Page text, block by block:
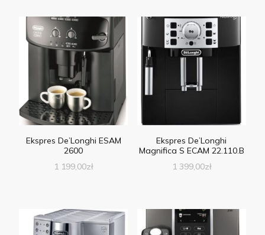
Ekspres De’Longhi ESAM
2600
1 199,00zł
Ekspres De’Longhi
Magnifica S ECAM 22.110.B
1 399,00zł